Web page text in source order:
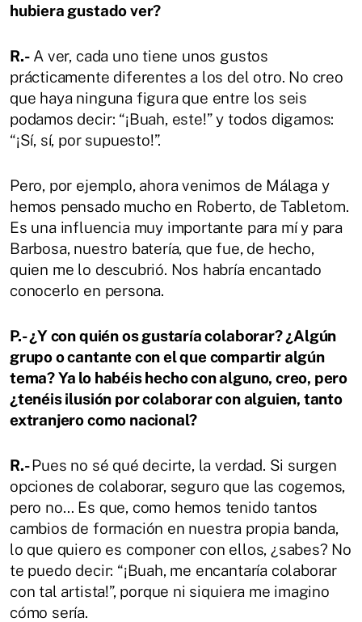
hubiera gustado ver?
R.-A ver, cada uno tiene unos gustos
prácticamente diferentes a los del otro. No creo
que haya ninguna figura que entre los seis
podamos decir: “¡Buah, este!” y todos digamos:
“¡Sí, sí, por supuesto!”.
Pero, por ejemplo, ahora venimos de Málaga y
hemos pensado mucho en Roberto, de Tabletom.
Es una influencia muy importante para mí y para
Barbosa, nuestro batería, que fue, de hecho,
quien me lo descubrió. Nos habría encantado
conocerlo en persona.
P.- ¿Y con quién os gustaría colaborar? ¿Algún
grupo o cantante con el que compartir algún
tema? Ya lo habéis hecho con alguno, creo, pero
¿tenéis ilusión por colaborar con alguien, tanto
extranjero como nacional?
R.-Pues no sé qué decirte, la verdad. Si surgen
opciones de colaborar, seguro que las cogemos,
pero no… Es que, como hemos tenido tantos
cambios de formación en nuestra propia banda,
lo que quiero es componer con ellos, ¿sabes? No
te puedo decir: “¡Buah, me encantaría colaborar
con tal artista!”, porque ni siquiera me imagino
cómo sería.